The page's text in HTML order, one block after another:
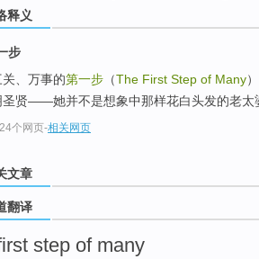
释义
步
、万事的第一步 （The First Step of Many
圣贤——她并不是想象中那样花白头发的老太
个网页-相关网页
文章
翻译
step of many